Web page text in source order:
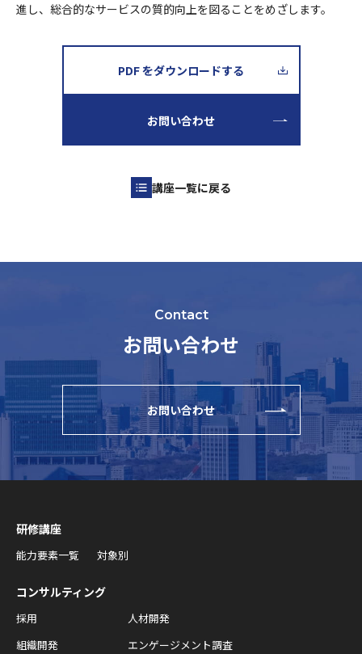
進し、総合的なサービスの質的向上を図ることをめざします。
PDF をダウンロードする
お問い合わせ
講座一覧に戻る
Contact
お問い合わせ
お問い合わせ
研修講座
能力要素一覧 対象別
コンサルティング
採用
人材開発
組織開発
エンゲージメント調査